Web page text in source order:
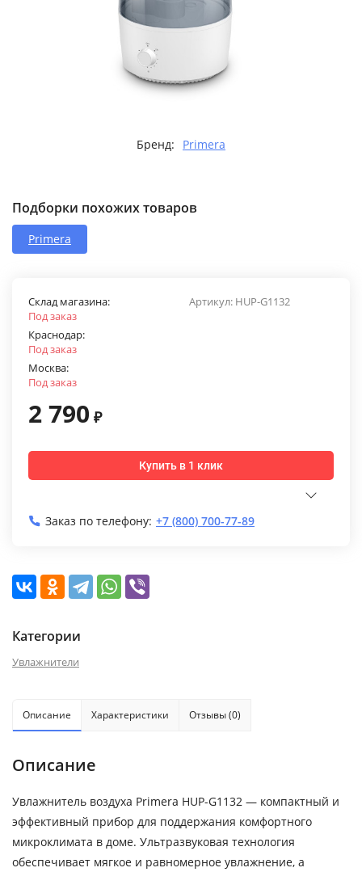
Бренд: Primera
Подборки похожих товаров
Primera
Артикул: HUP-G1132
Склад магазина:
Под заказ
Краснодар:
Под заказ
Москва:
Под заказ
2 790 ₽
Купить в 1 клик
Заказ по телефону: +7 (800) 700-77-89
Категории
Увлажнители
Описание Характеристики Отзывы (0)
Описание
Увлажнитель воздуха Primera HUP-G1132 — компактный и
эффективный прибор для поддержания комфортного
микроклимата в доме. Ультразвуковая технология
обеспечивает мягкое и равномерное увлажнение, а